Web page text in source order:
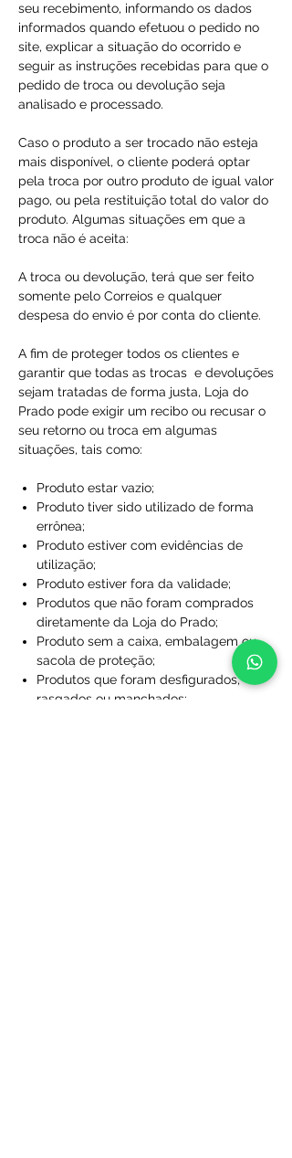
seu recebimento, informando os dados
informados quando efetuou o pedido no
site, explicar a situação do ocorrido e
seguir as instruções recebidas para que o
pedido de troca ou devolução seja
analisado e processado.
Caso o produto a ser trocado não esteja
mais disponível, o cliente poderá optar
pela troca por outro produto de igual valor
pago, ou pela restituição total do valor do
produto. Algumas situações em que a
troca não é aceita:
A troca ou devolução, terá que ser feito
somente pelo Correios e qualquer
despesa do envio é por conta do cliente.
A fim de proteger todos os clientes e
garantir que todas as trocas e devoluções
sejam tratadas de forma justa, Loja do
Prado pode exigir um recibo ou recusar o
seu retorno ou troca em algumas
situações, tais como:
Produto estar vazio;
Produto tiver sido utilizado de forma
errônea;
Produto estiver com evidências de
utilização;
Produto estiver fora da validade;
Produtos que não foram comprados
diretamente da Loja do Prado;
Produto sem a caixa, embalagem ou
sacola de proteção;
Produtos que foram desfigurados,
rasgados ou manchados;